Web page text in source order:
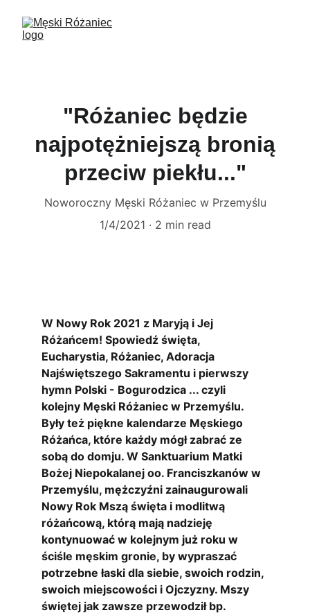
"Różaniec będzie
najpotężniejszą bronią
przeciw piekłu..."
Noworoczny Męski Różaniec w Przemyślu
1/4/2021
2 min read
W Nowy Rok 2021 z Maryją i Jej
Różańcem! Spowiedź święta,
Eucharystia, Różaniec, Adoracja
Najświętszego Sakramentu i pierwszy
hymn Polski - Bogurodzica ... czyli
kolejny Męski Różaniec w Przemyślu.
Były też piękne kalendarze Męskiego
Różańca, które każdy mógł zabrać ze
sobą do domju. W Sanktuarium Matki
Bożej Niepokalanej oo. Franciszkanów w
Przemyślu, mężczyźni zainaugurowali
Nowy Rok Mszą święta i modlitwą
różańcową, którą mają nadzieję
kontynuować w kolejnym już roku w
ściśle męskim gronie, by wypraszać
potrzebne łaski dla siebie, swoich rodzin,
swoich miejscowości i Ojczyzny. Mszy
świętej jak zawsze przewodził bp.